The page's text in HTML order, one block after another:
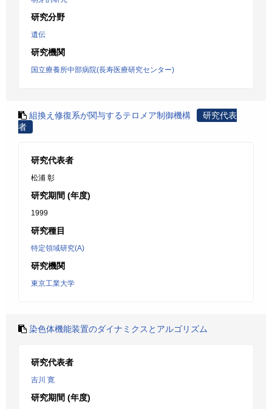
研究分野
遺伝
研究機関
国立療養所中部病院(長寿医療研究センター)
組換え修復系が関与するテロメア制御機構
研究代表
者
研究代表者
松浦 彰
研究期間 (年度)
1999
研究種目
特定領域研究(A)
研究機関
東京工業大学
染色体機能装置のダイナミクスとアルゴリズム
研究代表者
吉川 寛
研究期間 (年度)